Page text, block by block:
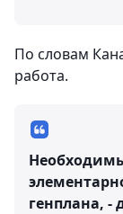
По словам
работа.
генплана, -